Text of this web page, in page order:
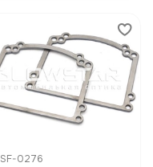
SF-0276